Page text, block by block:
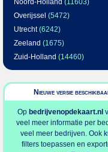
Noord-Holland (11603)
Overijssel (5472)
Utrecht(6242)
Zeeland (1675)
Zuid-Holland (14460)
Nieuwe versie
Op bedrijvenopdekaart.nl
veel meer informatie per
veel meer bedrijven. Ook
filters toepassen en